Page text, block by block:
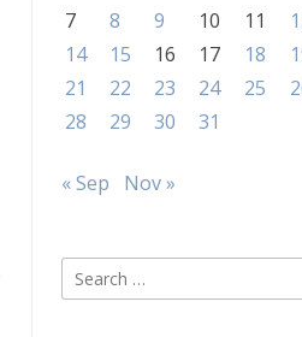
7
8 9 10 11
14
15 16 17 18
21
22 23 24 25
28
29 30 31
« Sep Nov »
Search
for: